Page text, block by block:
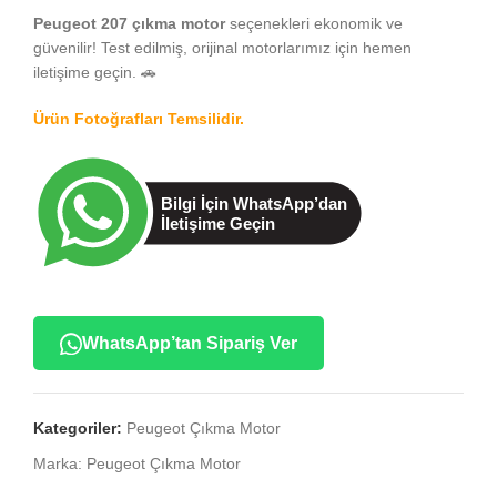
Peugeot 207 çıkma motorseçenekleri ekonomik ve
güvenilir! Test edilmiş, orijinal motorlarımız için hemen
iletişime geçin. 🚗
Ürün Fotoğrafları Temsilidir.
WhatsApp’tan Sipariş Ver
Kategoriler: Peugeot Çıkma Motor
Marka: Peugeot Çıkma Motor